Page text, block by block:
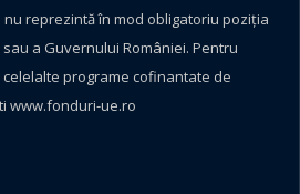
reprezintă în mod obligatoriu poziţia
a Guvernului României. Pentru
programe cofinantate de
www.fonduri-ue.ro